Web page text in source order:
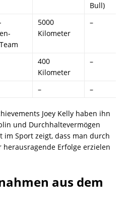
Bull)
5000
Kilometer
–
400
Kilometer
–
– –
Joey Kelly haben ihn
und Durchhaltevermögen
im Sport zeigt, dass man durch
Erfolge erzielen
aus dem